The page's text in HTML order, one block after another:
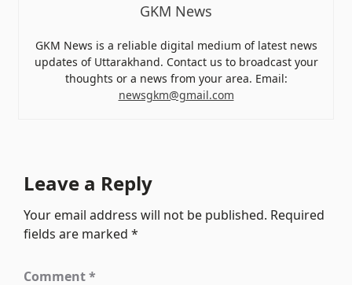
GKM News
GKM News is a reliable digital medium of latest news
updates of Uttarakhand. Contact us to broadcast your
thoughts or a news from your area. Email:
newsgkm@gmail.com
Leave a Reply
Your email address will not be published. Required
fields are marked*
Comment*